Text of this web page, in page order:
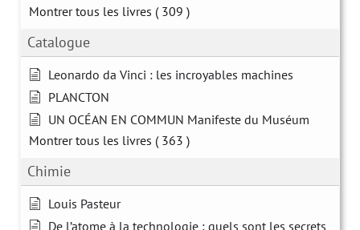
Montrer tous les livres ( 309 )
Catalogue
Leonardo da Vinci : les incroyables machines
PLANCTON
UN OCÉAN EN COMMUN Manifeste du Muséum
Montrer tous les livres ( 363 )
Chimie
Louis Pasteur
De l’atome à la technologie : quels sont les secrets